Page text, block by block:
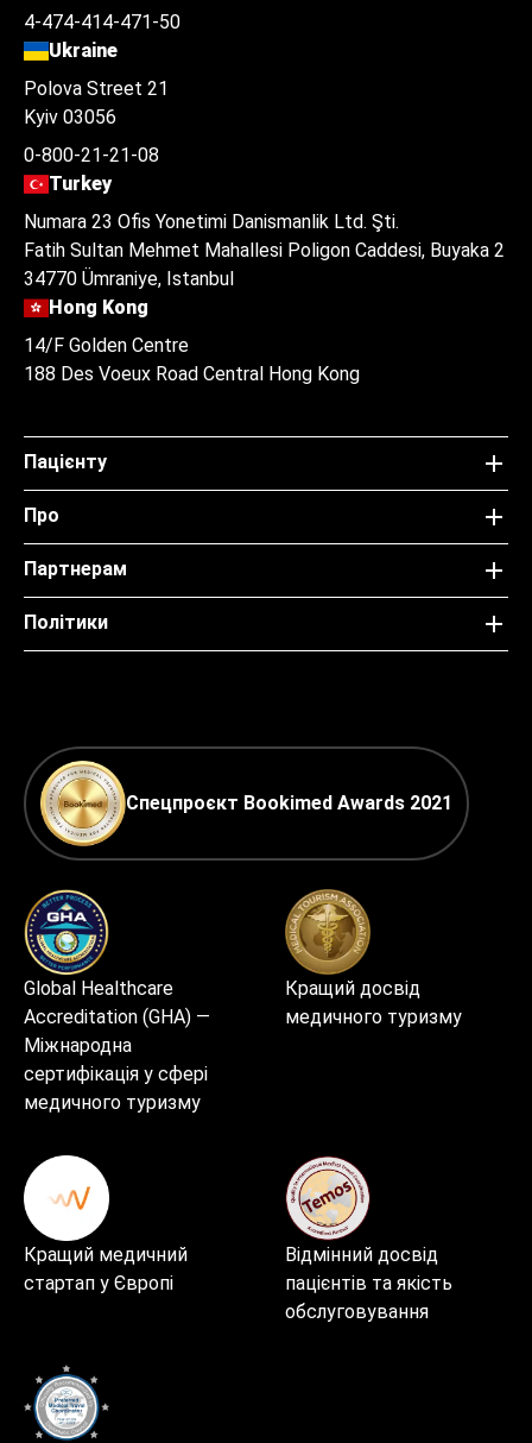
4-474-414-471-50
Ukraine
Polova Street 21
Kyiv 03056
0-800-21-21-08
Turkey
Numara 23 Ofis Yonetimi Danismanlik Ltd. Şti.
Fatih Sultan Mehmet Mahallesi Poligon Caddesi, Buyaka 2
34770 Ümraniye, Istanbul
Hong Kong
14/F Golden Centre
188 Des Voeux Road Central Hong Kong
Пацієнту
Про
Партнерам
Політики
Спецпроєкт Bookimed Awards 2021
Global Healthcare
Accreditation (GHA) —
Міжнародна
сертифікація у сфері
медичного туризму
Кращий досвід
медичного туризму
Кращий медичний
стартап у Європі
Відмінний досвід
пацієнтів та якість
обслуговування